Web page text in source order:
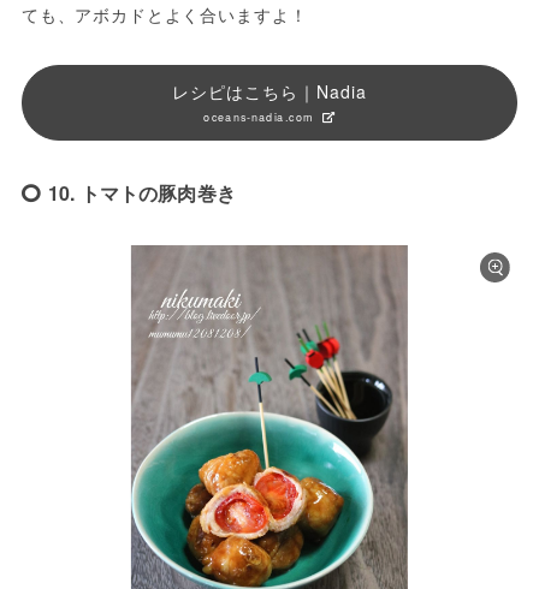
ても、アボカドとよく合いますよ！
レシピはこちら｜Nadia
oceans-nadia.com
10. トマトの豚肉巻き